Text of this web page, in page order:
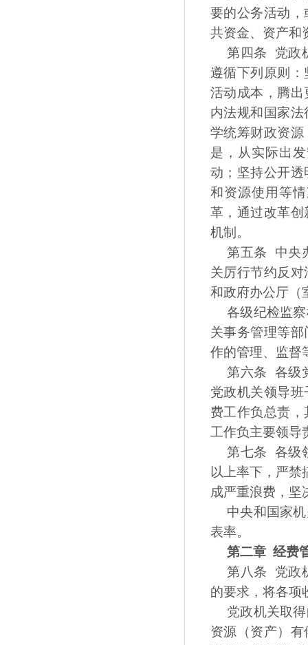
要的公务活动
共资金、资产和
第四条 党政
遵循下列原则
活动成本，腾
内法规和国家
学统筹财政资
是，从实际出
动；坚持公开
和资源使用等
革，通过改革
机制。
第五条 中央
关厉行节约反
和政府办公厅（
各级纪检监
关事务管理等
作的管理、监督
第六条 各级
党政机关领导
费工作负总责
工作负主要领导
第七条 各级
以上率下，严禁
成严重浪费，坚
中央和国家
表率。
第二章 经费
第八条 党政
的要求，将各项
党政机关取
资源（资产）